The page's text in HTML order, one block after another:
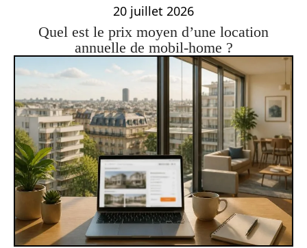
20 juillet 2026
Quel est le prix moyen d’une location
annuelle de mobil-home ?